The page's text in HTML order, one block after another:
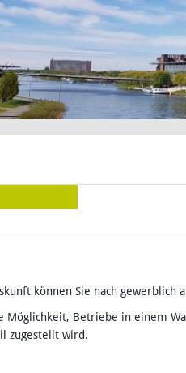
können Sie nach
Möglichkeit, Betriebe in einem
zugestellt wird.